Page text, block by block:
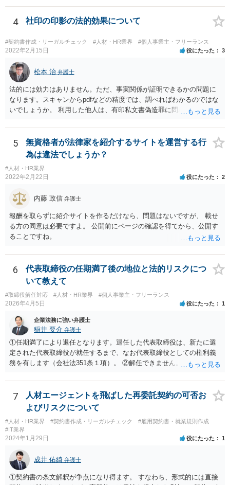
（事業として又は事業のために受取人となる場合におけるものを除
く。）であることその他の内閣府令で定める要件を満たすものは、為
替取引に該当するものとする
は、職業安定法上の職業紹介には該当しないと考えられます。 以上が
形式的な回答になりますが、形式的には、「雇用関係」の成立のあっ
る場合には、職業紹介に該当すると判断される可能性があります。 こ
の判断は、広範にかつ厳格に行われるので、実質的にみても、問題な
いといえるかには十分注意する必要があります。 また、業務委託契約
のあっせんは、事業主間の商取引を仲介することになりますので、分
野によっては、何らかの許認可等が必要となる可能性がある点にも注
意が必要です。 いずれにしても、慎重に検討、対応いただいた方がよ
いものと存じますので、一度弁護士にご相談いただき、全体的なリー
ガルチェックをしていただくことをお勧めいたします。
4 社印の印影の法的効果について
#契約書作成・リーガルチェック #人材・HR業界 #個人事業主・フリーランス
2022年2月15日 役にたった 3
松本 治 弁護士
法的には効力はありません。ただ、事実関係が証明できるかの問題に
なります。スキャンからpdfなどの精度では、調べればわかるのではな
いでしょうか。 利用した他人は、有印私文書偽造罪に問われることに
なるでしょう。
5
無資格者が法律家を紹介するサイトを運営する行
為は違法でしょうか？
#人材・HR業界
2022年2月22日 役にたった 2
内藤 政信 弁護士
報酬を取らずに紹介サイトを作るだけなら、問題はないですが、 載せ
る方の同意は必要ですよ。 公開前にページの確認を得てから、公開す
ることですね。
6
代表取締役の任期満了後の地位と法的リスクにつ
いて教えて
#取締役解任対応 #人材・HR業界 #個人事業主・フリーランス
2026年4月5日 役にたった 1
企業法務に強い弁護士
稲井 要介 弁護士
①任期満了により退任となります。退任した代表取締役は、新たに選
定された代表取締役が就任するまで、なお代表取締役としての権利義
務を有します（会社法351条１項）。 ②解任できません。 ③金融機関
可能性があります。また、権利義務代表取締役であっても、第三者か
ら損害賠償請求を受けるリスクがあります（会社法429条１項）。
7
人材エージェントを飛ばした再委託契約の可否お
よびリスクについて
#人材・HR業界 #契約書作成・リーガルチェック
#雇用契約書・就業規則作成
#IT業界
2024年1月29日 役にたった 1
成井 佑綺 弁護士
①契約書の条文解釈が争点になり得ます。 すなわち、形式的には直接